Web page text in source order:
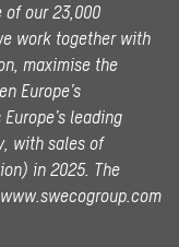
our 23,000
work together with
maximise the
Europe’s
leading
with sales of
in 2025. The
www.swecogroup.com